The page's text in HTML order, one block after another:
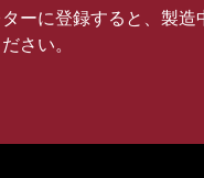
ーに登録すると、製
さい。